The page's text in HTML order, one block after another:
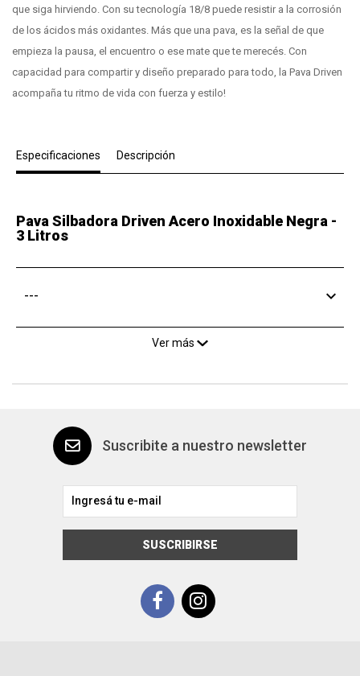
que siga hirviendo. Con su tecnología 18/8 puede resistir a la corrosión
de los ácidos más oxidantes. Más que una pava, es la señal de que
empieza la pausa, el encuentro o ese mate que te merecés. Con
capacidad para compartir y diseño preparado para todo, la Pava Driven
acompaña tu ritmo de vida con fuerza y estilo!
Especificaciones Descripción
Pava Silbadora Driven Acero Inoxidable Negra -
3 Litros
---
Ver más
Suscribite a nuestro newsletter
SUSCRIBIRSE